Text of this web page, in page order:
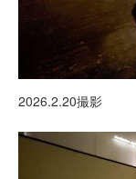
2026.2.20撮影